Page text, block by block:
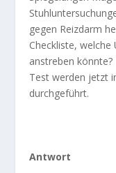
gegen Reizdarm
Checkliste,
anstreben
Test werden jetzt
durchgeführt.
Antwort